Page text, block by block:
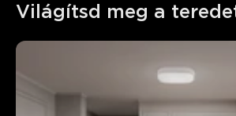
Világítsd meg a